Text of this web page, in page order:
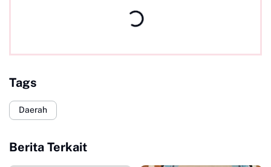
Tags
Daerah
Berita Terkait